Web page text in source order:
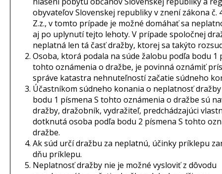
obyvateľov Slovenskej republiky v znení zákona č.
Z.z., v tomto prípade je možné domáhať sa
aj po uplynutí tejto lehoty. V prípade spoločnej
neplatná len tá časť dražby, ktorej sa takýto
Osoba, ktorá podala na súde žalobu podľa bodu 1
tohto oznámenia o dražbe, je povinná oznámiť
správe katastra nehnuteľností začatie súdneho
Účastníkom súdneho konania o neplatnosť
bodu 1 písmena S tohto oznámenia o dražbe sú
dražby, dražobník, vydražiteľ, predchádzajúci
dotknutá osoba podľa bodu 2 písmena S tohto
dražbe.
Ak súd určí dražbu za neplatnú, účinky príklepu
dňu príklepu.
Neplatnosť dražby nie je možné vysloviť z dôvodu